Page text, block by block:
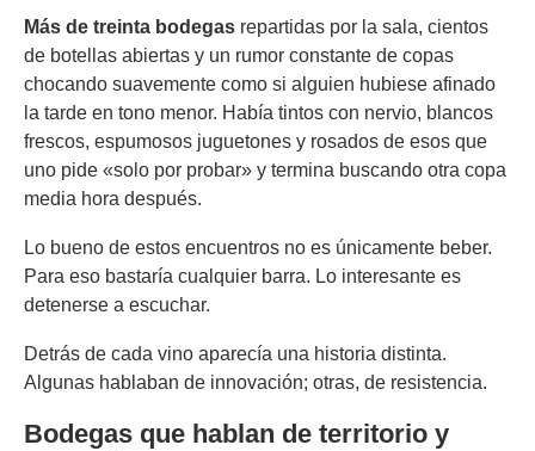
Más de treinta bodegas repartidas por la sala, cientos
de botellas abiertas y un rumor constante de copas
chocando suavemente como si alguien hubiese afinado
la tarde en tono menor. Había tintos con nervio, blancos
frescos, espumosos juguetones y rosados de esos que
uno pide «solo por probar» y termina buscando otra copa
media hora después.
Lo bueno de estos encuentros no es únicamente beber.
Para eso bastaría cualquier barra. Lo interesante es
detenerse a escuchar.
Detrás de cada vino aparecía una historia distinta.
Algunas hablaban de innovación; otras, de resistencia.
Bodegas que hablan de territorio y